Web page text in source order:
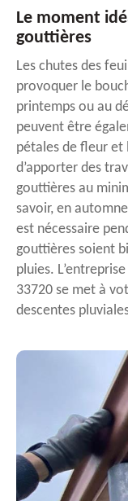
Le moment
gouttières
Les chutes des
provoquer le
printemps ou au
peuvent être
pétales de fleur et
d’apporter des
gouttières au
savoir, en
est nécessaire
gouttières soient
pluies.
33720 se met à
descentes